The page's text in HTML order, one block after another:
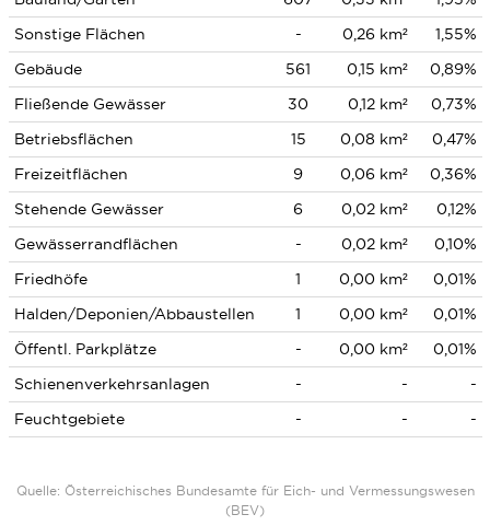
Sonstige Flächen
- 0,26 km²
1,55%
Gebäude
561 0,15 km²
0,89%
Fließende Gewässer
30 0,12 km²
0,73%
Betriebsflächen
15 0,08 km²
0,47%
Freizeitflächen
9 0,06 km²
0,36%
Stehende Gewässer
6 0,02 km²
0,12%
Gewässerrandflächen
- 0,02 km²
0,10%
Friedhöfe
1 0,00 km²
0,01%
Halden/Deponien/Abbaustellen
1 0,00 km²
0,01%
Öffentl. Parkplätze
- 0,00 km²
0,01%
Schienenverkehrsanlagen
- -
-
Feuchtgebiete
- - -
Quelle: Österreichisches Bundesamte für Eich- und Vermessungswesen
(BEV)